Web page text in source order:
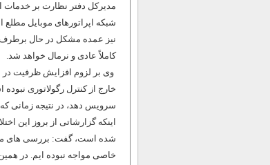
مدیرکل دفتر نظارت بر خدمات
کاملاً عادی و نرمال خواهد شد.
وی بر لزوم افزایش ظرفیت در
خارج از کنترل رگولاتوری
سرویس دهد، در نتیجه زمانی
اینکه گزارشاتی از بروز این
خاصی مواجه نبوده‌ ایم. در